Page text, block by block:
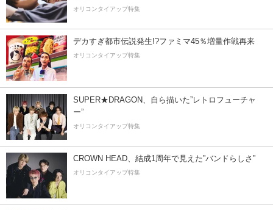
オリコンタイアップ特集
デカすぎ都市伝説発生!?ファミマ45％増量作戦再来
オリコンタイアップ特集
SUPER★DRAGON、自ら描いた”レトロフューチャ
ー”
オリコンタイアップ特集
CROWN HEAD、結成1周年で見えた”バンドらしさ”
オリコンタイアップ特集